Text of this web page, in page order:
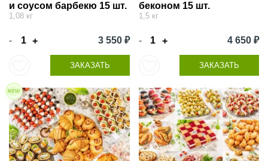
и соусом барбекю 15 шт.
1,08 кг
- + 3 550 ₽
ЗАКАЗАТЬ
беконом 15 шт.
1,5 кг
- + 4 650 ₽
ЗАКАЗАТЬ